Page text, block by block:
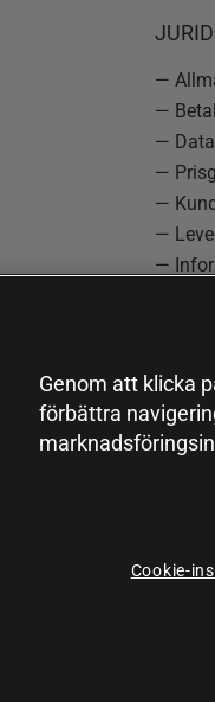
—
—
—
—
—
—
—
Genom att klicka
förbättra
Cookie-